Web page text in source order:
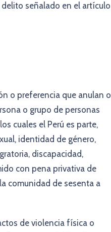
señalado en el artículo
o preferencia que anulan o
o grupo de personas
cuales el Perú es parte,
identidad de género,
discapacidad,
con pena privativa de
comunidad de sesenta a
de violencia física o